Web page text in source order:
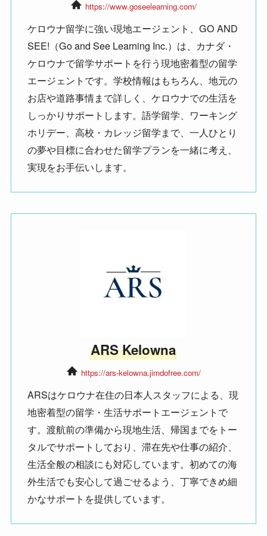
https://www.goseelearning.com/
ケロウナ留学に強い現地エージェント、GO AND
SEE!（Go and See Learning Inc.）は、カナダ・
ケロウナで留学サポートを行う現地密着型の留学
エージェントです。学校情報はもちろん、地元の
お店や道路事情まで詳しく、ケロウナでの生活を
しっかりサポートします。語学留学、ワーキング
ホリデー、高校・カレッジ留学まで、一人ひとり
の夢や目標に合わせた留学プランを一緒に考え、
実現をお手伝いします。
ARS Kelowna
https://ars-kelowna.jimdofree.com/
ARSはケロウナ在住の日本人スタッフによる、現
地密着型の留学・生活サポートエージェントで
す。渡航前の準備から現地生活、帰国までをトー
タルでサポートしており、滞在先や仕事の紹介、
生活全般の相談にも対応しています。初めての海
外生活でも安心して過ごせるよう、丁寧できめ細
かなサポートを提供しています。